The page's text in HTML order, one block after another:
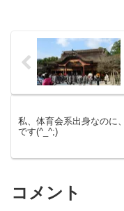
私、体育会系出身なのに
です(^_^;)
コメント